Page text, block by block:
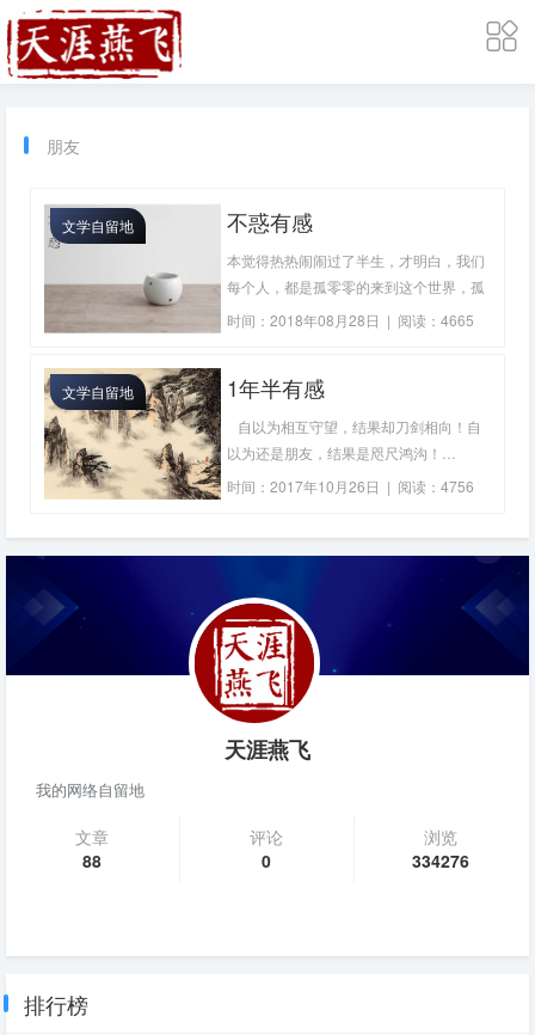
朋友
文学自留地 不惑有感
本觉得热热闹闹过了半生，才明白，我们
每个人，都是孤零零的来到这个世界，孤
零零的生活在人世间，最后孤零零的离开
他们，都不能保证你的身体健康，都不能
帮你承受病痛受伤，都不能给你延长寿
命！为了你在乎的人，你都要最爱自己，
护他们！…
时间：2018年08月28日 | 阅读：4665
文学自留地 1年半有感
自以为相互守望，结果却刀剑相向！自
以为还是朋友，结果是咫尺鸿沟！…
时间：2017年10月26日 | 阅读：4756
天涯燕飞
我的网络自留地
文章
88
评论
0
浏览
334276
排行榜